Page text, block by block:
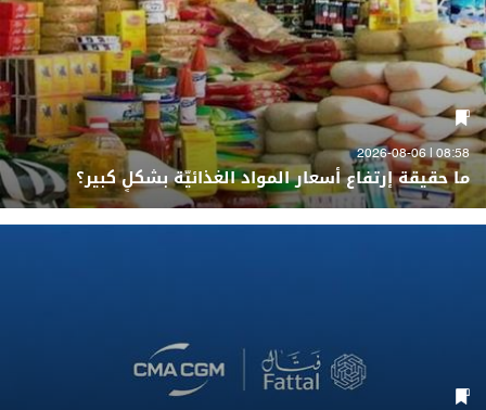
08:58 | 2026-08-06
ما حقيقة إرتفاع أسعار المواد الغذائيّة بشكلٍ كبير؟